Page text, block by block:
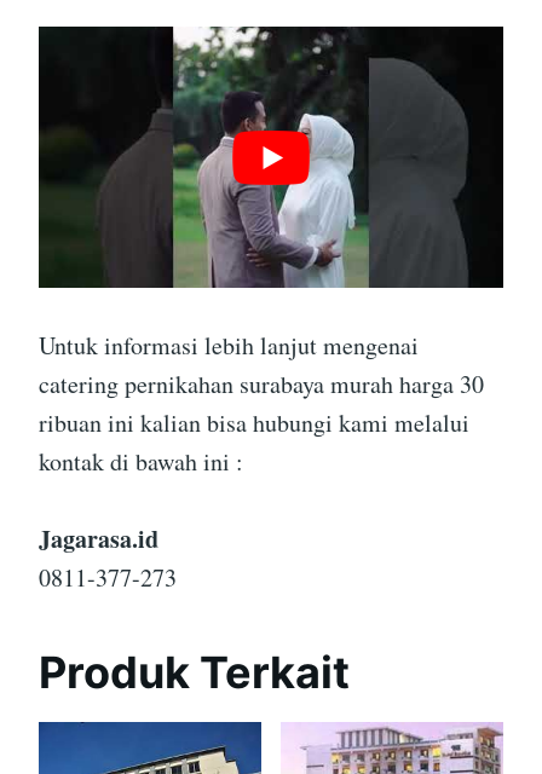
Untuk informasi lebih lanjut mengenai
catering pernikahan surabaya murah harga 30
ribuan ini kalian bisa hubungi kami melalui
kontak di bawah ini :
Jagarasa.id
0811-377-273
Produk Terkait